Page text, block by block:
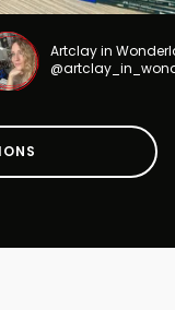
Artclay in